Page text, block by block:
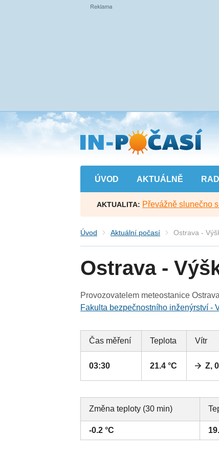
Přejít
na
hlavní
obsah
ÚVOD AKTUÁLNĚ
AKTUALITA: Převážně slunečno
Úvod Aktuální počasí Ostrava -
Ostrava -
Provozovatelem meteostanice
Fakulta bezpečnostního inženýrství -
Čas měření Teplota Vítr
03:30 21.4 °C Z,
Změna teploty (30 min)
-0.2 °C